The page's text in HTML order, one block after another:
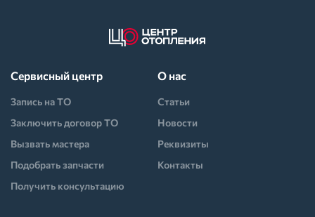
Сервисный центр
Запись на ТО
Заключить договор ТО
Вызвать мастера
Подобрать запчасти
Получить консультацию
О нас
Статьи
Новости
Реквизиты
Контакты